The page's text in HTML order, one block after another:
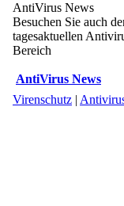
AntiVirus News
Besuchen Sie auch
tagesaktuellen
Bereich
AntiVirus News
Virenschutz |